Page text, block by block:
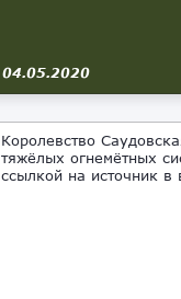
04.05.2020
Королевство
тяжёлых огнемётных
ссылкой на источник